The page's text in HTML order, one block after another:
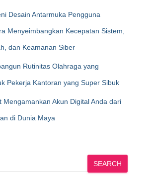
Desain Antarmuka Pengguna
Menyeimbangkan Kecepatan Sistem,
dan Keamanan Siber
Rutinitas Olahraga yang
Pekerja Kantoran yang Super Sibuk
Mengamankan Akun Digital Anda dari
di Dunia Maya
SEARCH